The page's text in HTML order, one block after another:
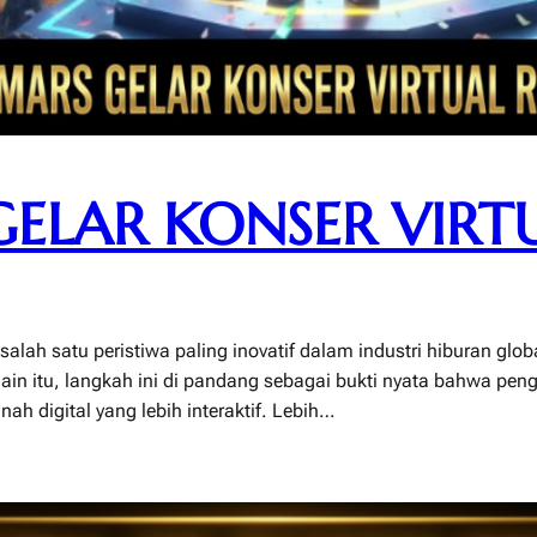
KONSER
satu peristiwa paling inovatif dalam industri hiburan
itu, langkah ini di pandang sebagai bukti nyata bahwa
digital yang lebih interaktif. Lebih…